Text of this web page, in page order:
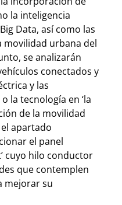
la inteligencia
Data, así como las
movilidad urbana del
se analizarán
conectados y
y las
la tecnología en ‘la
de la movilidad
apartado
el panel
cuyo hilo conductor
que contemplen
mejorar su